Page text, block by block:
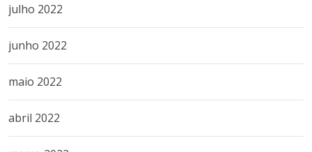
julho 2022
junho 2022
maio 2022
abril 2022